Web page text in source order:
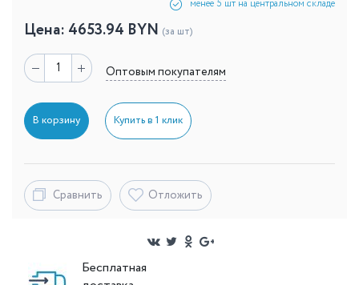
менее 5 шт на центральном складе
Цена: 4653.94 BYN (за шт)
Оптовым покупателям
В корзину Купить в 1 клик
Сравнить Отложить
Бесплатная